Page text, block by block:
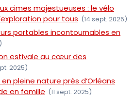
cimes majestueuses : le vélo
pour tous (14 sept. 2025)
portables incontournables en
estivale au cœur des
2025)
pleine nature près d’Orléans
en famille (11 sept. 2025)